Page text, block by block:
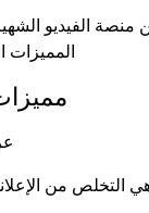
الفيديو